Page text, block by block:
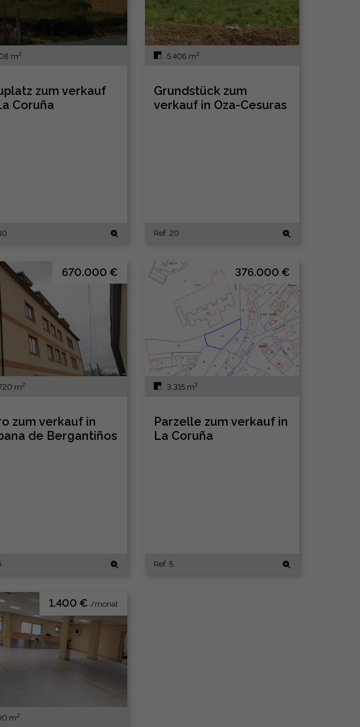
m2
zum verkauf
Coruña
5.406 m2
Grundstück zum
verkauf in Oza-Cesuras
Ref. 20
670.000 €
m2
zum verkauf in
de Bergantiños
376.000 €
3.315 m2
Parzelle zum verkauf in
La Coruña
Ref. 5
1.400 € /monat
m2